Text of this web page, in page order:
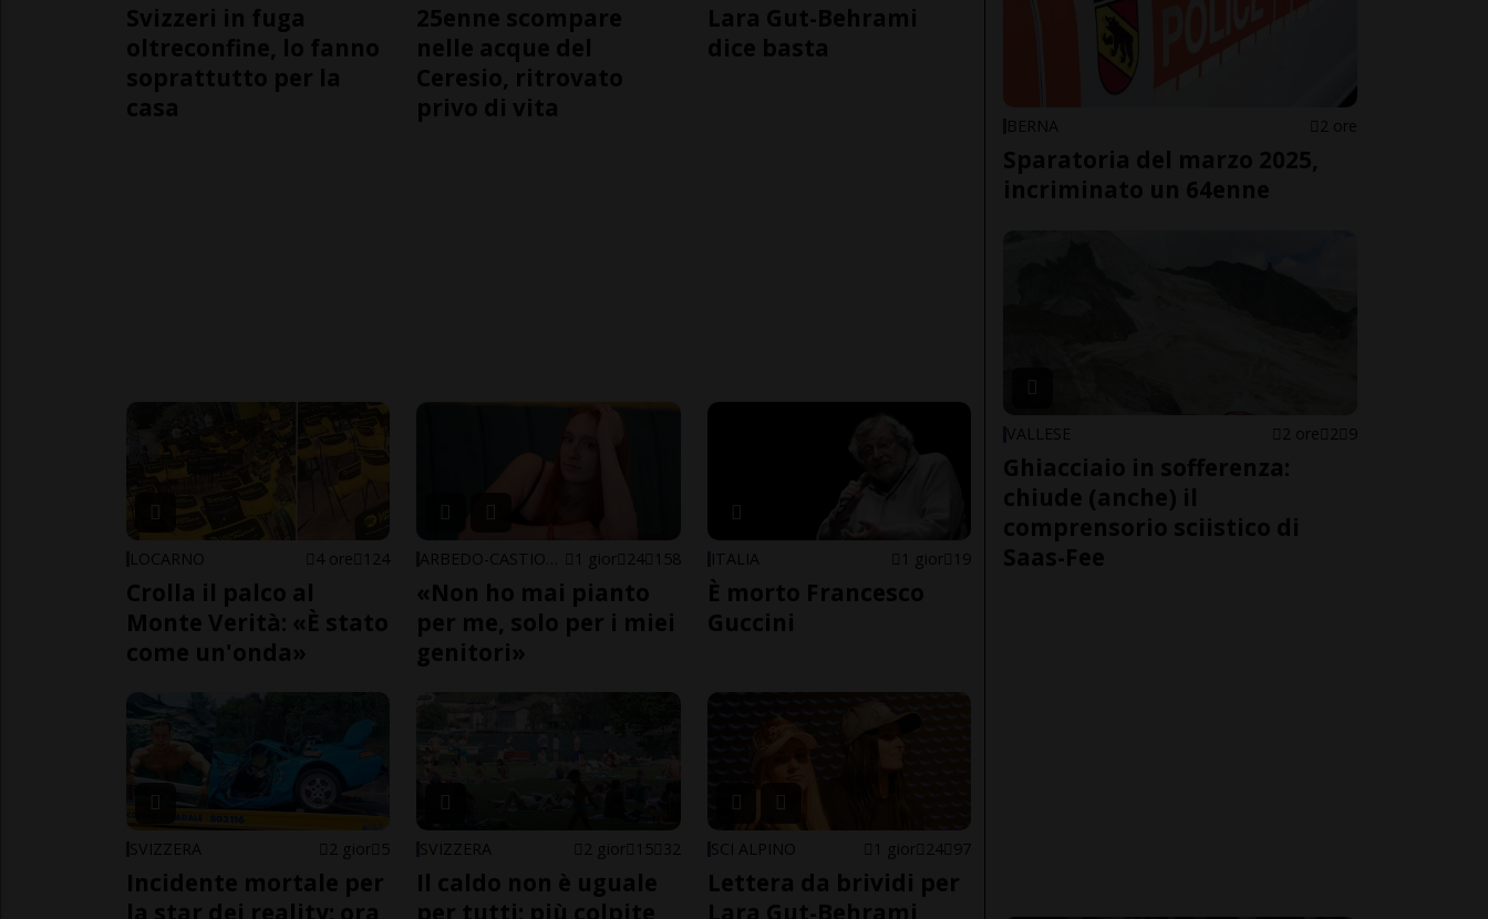
Svizzeri in fuga
oltreconfine, lo fanno
soprattutto per la
casa
25enne scompare
nelle acque del
Ceresio, ritrovato
privo di vita
Lara Gut-Behrami
dice basta
LOCARNO 4 ore 124
Crolla il palco al
Monte Verità: «È stato
come un'onda»
1 gior 24 158
«Non ho mai pianto
per me, solo per i miei
genitori»
ITALIA 1 gior 19
È morto Francesco
Guccini
SVIZZERA 2 gior 5
Incidente mortale per
la star dei reality: ora
SVIZZERA 2 gior 15 32
Il caldo non è uguale
per tutti: più colpite
SCI ALPINO 1 gior 24 97
Lettera da brividi per
Lara Gut-Behrami
BERNA 2 ore
Sparatoria del marzo 2025,
incriminato un 64enne
VALLESE 2 ore 2 9
Ghiacciaio in sofferenza:
chiude (anche) il
comprensorio sciistico di
Saas-Fee